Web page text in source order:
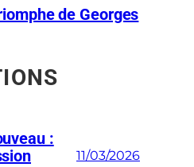
de Georges
:
11/03/2026